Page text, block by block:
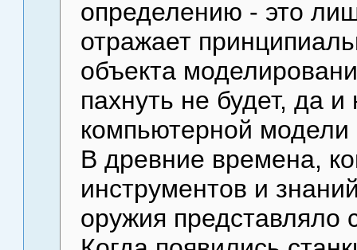
определению - это
отражает
объекта
пахнуть не будет, да
компьютерной модели
В древние времена,
инструментов и
оружия представляло